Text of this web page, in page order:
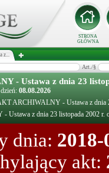
STRONA
GŁÓWNA
z...
Art./§
- Ustawa z dnia 23
08.08.2026
ARCHIWALNY - Ustawa z dnia
Ustawa z dnia 23 listopada 2002 r.
dnia: 2018-
akt: